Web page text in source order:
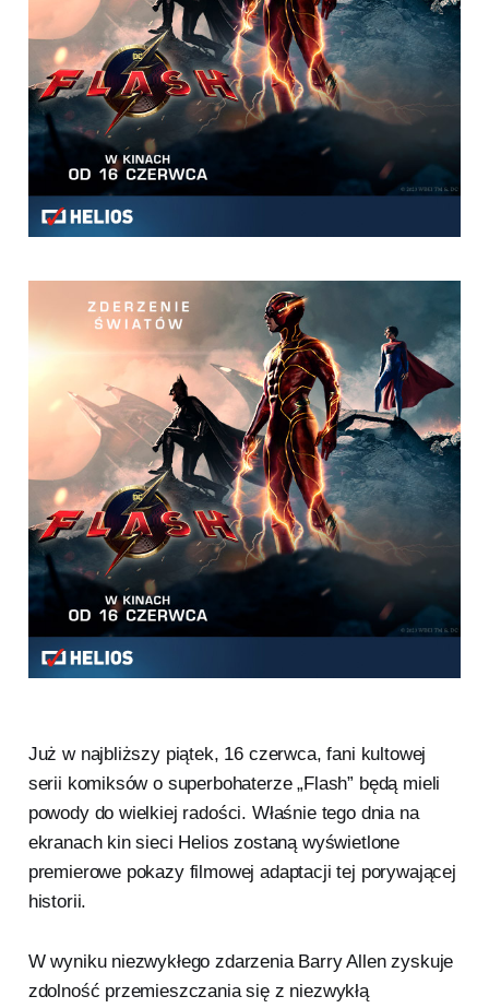
Już w najbliższy piątek, 16 czerwca, fani kultowej
serii komiksów o superbohaterze „Flash” będą mieli
powody do wielkiej radości. Właśnie tego dnia na
ekranach kin sieci Helios zostaną wyświetlone
premierowe pokazy filmowej adaptacji tej porywającej
historii.
W wyniku niezwykłego zdarzenia Barry Allen zyskuje
zdolność przemieszczania się z niezwykłą